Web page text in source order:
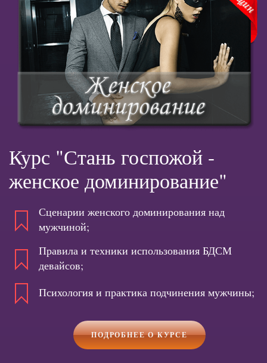
Курс "Стань госпожой -
женское доминирование"
Сценарии женского доминирования над
мужчиной;
Правила и техники использования БДСМ
девайсов;
Психология и практика подчинения мужчины;
ПОДРОБНЕЕ О КУРСЕ